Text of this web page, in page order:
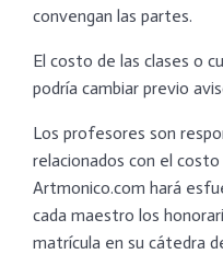
convengan las partes.
El costo de las clases o
podría cambiar previo
Los profesores son
relacionados con el costo
Artmonico.com hará
cada maestro los
matrícula en su cátedra